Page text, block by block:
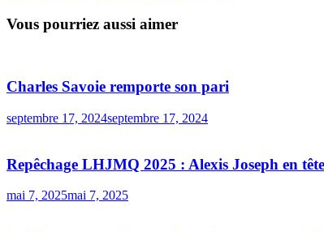
Vous pourriez aussi aimer
Charles Savoie remporte son pari
septembre 17, 2024septembre 17, 2024
Repêchage LHJMQ 2025 : Alexis Joseph en
mai 7, 2025mai 7, 2025